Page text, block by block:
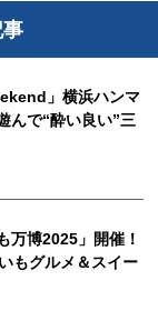
」横浜ハンマ
んで“酔い良い”三
万博2025」開催！
もグルメ＆スイー